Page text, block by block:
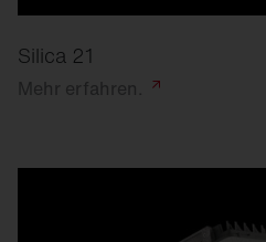
Silica 21
Mehr erfahren.